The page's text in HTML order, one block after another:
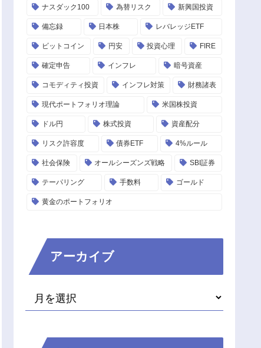
ナスダック100 為替リスク 新興国投資
備忘録 日本株 レバレッジETF
ビットコイン 円安 投資心理 FIRE
確定申告 インフレ 暗号資産
コモディティ投資 インフレ対策 財務諸表
現代ポートフォリオ理論 米国株投資
ドル円 株式投資 資産配分
リスク許容度 債券ETF 4%ルール
社会保険 オールシーズンズ戦略 SBI証券
テーパリング 手数料 ゴールド
黄金のポートフォリオ
アーカイブ